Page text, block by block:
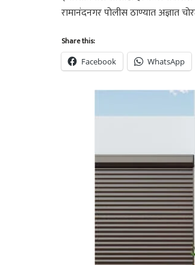
रामानंदनगर पोलीस ठाण्यात अज्ञात
Share this:
Facebook WhatsApp